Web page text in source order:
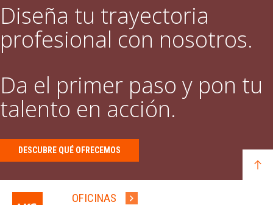
Diseña tu trayectoria
profesional con nosotros.
Da el primer paso y pon tu
talento en acción.
DESCUBRE QUÉ OFRECEMOS
OFICINAS